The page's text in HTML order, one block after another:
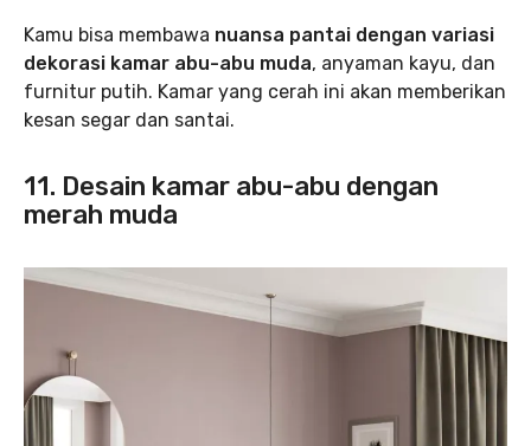
Kamu bisa membawa nuansa pantai dengan variasi
dekorasi kamar abu-abu muda, anyaman kayu, dan
furnitur putih. Kamar yang cerah ini akan memberikan
kesan segar dan santai.
11. Desain kamar abu-abu dengan
merah muda